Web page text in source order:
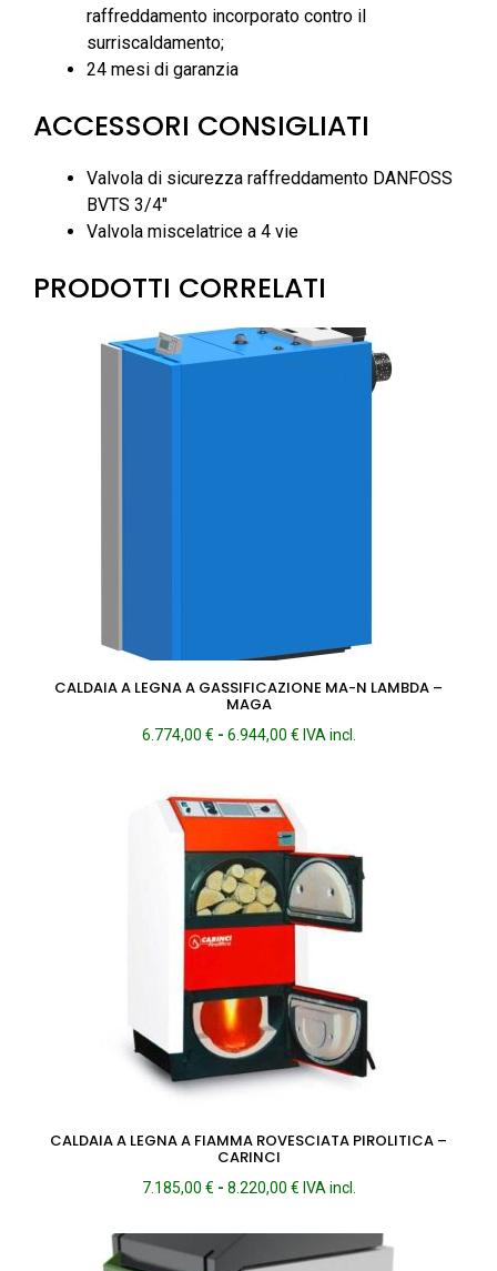
raffreddamento incorporato contro il
surriscaldamento;
24 mesi di garanzia
ACCESSORI CONSIGLIATI
Valvola di sicurezza raffreddamento DANFOSS
BVTS 3/4″
Valvola miscelatrice a 4 vie
PRODOTTI CORRELATI
CALDAIA A LEGNA A GASSIFICAZIONE MA-N LAMBDA –
MAGA
6.774,00 € - 6.944,00 €Fascia
6.944,00 €
IVA incl.
CALDAIA A LEGNA A FIAMMA ROVESCIATA PIROLITICA –
CARINCI
7.185,00 € - 8.220,00 €Fascia
prezzo:
da
IVA incl.